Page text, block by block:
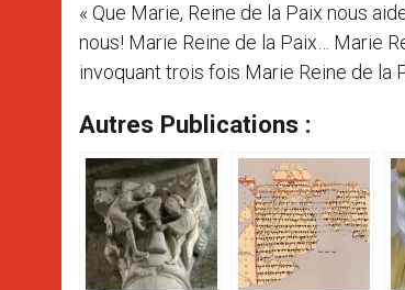
« Que Marie, Reine de la Paix nous
nous! Marie Reine de la Paix… Marie
invoquant trois fois Marie Reine de la
Autres Publications :